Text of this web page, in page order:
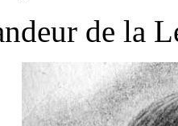
de la